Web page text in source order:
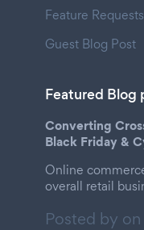
Feature Requests
Guest Blog Post
Featured Blog
Converting
Black Friday &
Online
overall retail
Posted by on